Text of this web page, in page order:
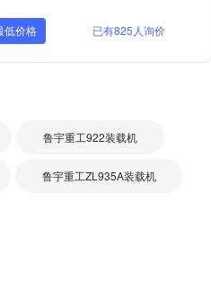
低价格 已有825人询价
鲁宇重工922装载机
鲁宇重工ZL935A装载机